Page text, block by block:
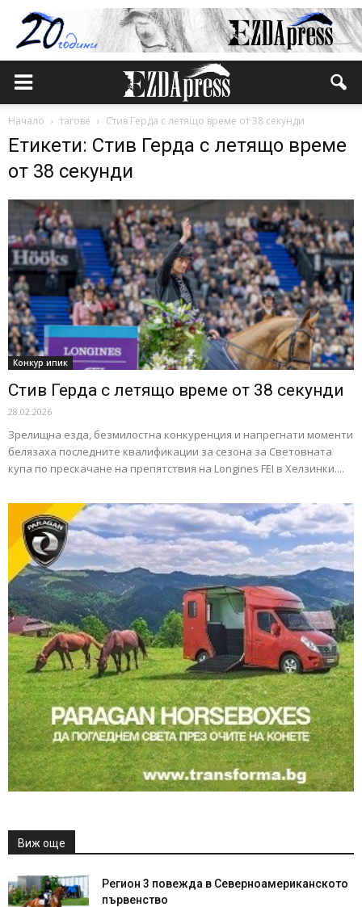
Начало тагове Стив Герда с летящо време от 38 секунди
Етикети: Стив Герда с летящо време
от 38 секунди
Конкур ипик
Стив Герда с летящо време от 38 секунди
28.02.2026
Зрелищна езда, безмилостна конкуренция и напрегнати моменти
белязаха последните квалификации за сезона за Световната
купа по прескачане на препятствия на Longines FEI в Хелзинки....
Виж още
Регион 3 повежда в Северноамериканското
първенство